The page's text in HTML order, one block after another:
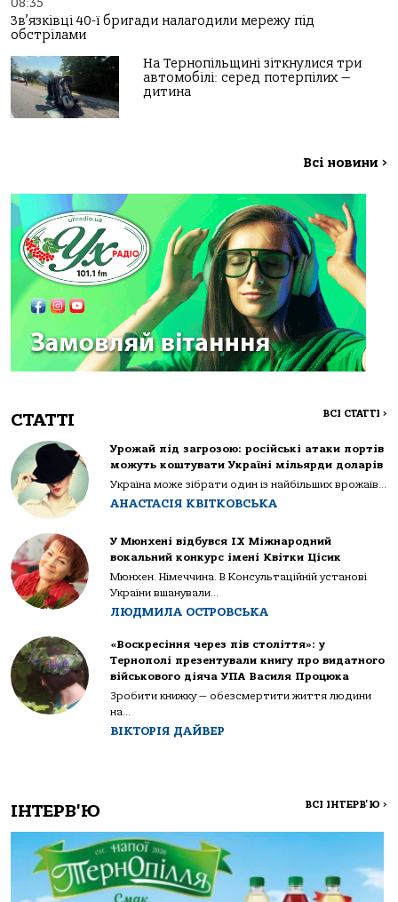
08:35
Зв’язківці 40-ї бригади налагодили мережу під
обстрілами
На Тернопільщині зіткнулися три
автомобілі: серед потерпілих —
дитина
Всі новини >
СТАТТІ ВСІ СТАТТІ >
Урожай під загрозою: російські атаки портів
можуть коштувати Україні мільярди доларів
Україна може зібрати один із найбільших врожаїв...
АНАСТАСІЯ КВІТКОВСЬКА
У Мюнхені відбувся IX Міжнародний
вокальний конкурс імені Квітки Цісик
Мюнхен. Німеччина. В Консультаційній установі
України вшанували...
ЛЮДМИЛА ОСТРОВСЬКА
«Воскресіння через пів століття»: у
Тернополі презентували книгу про видатного
військового діяча УПА Василя Процюка
Зробити книжку — обезсмертити життя людини
на...
ВІКТОРІЯ ДАЙВЕР
ІНТЕРВ'Ю ВСІ ІНТЕРВ'Ю >